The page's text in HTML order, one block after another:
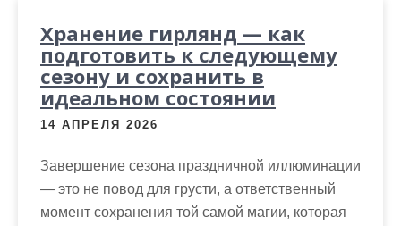
Хранение гирлянд — как
подготовить к следующему
сезону и сохранить в
идеальном состоянии
14 АПРЕЛЯ 2026
Завершение сезона праздничной иллюминации
— это не повод для грусти, а ответственный
момент сохранения той самой магии, которая